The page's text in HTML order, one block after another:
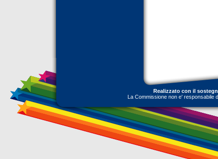
Realizzato con il
La Commissione non e' responsabile